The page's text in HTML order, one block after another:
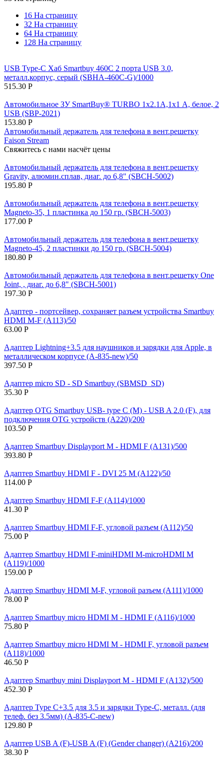
16 На страницу
32 На страницу
64 На страницу
128 На страницу
USB Type-C Xaб Smartbuy 460С 2 порта USB 3.0,
металл.корпус, серый (SBHA-460С-G)/1000
515.30 Р
Автомобильное ЗУ SmartBuy® TURBO 1x2.1A,1x1 А, белое, 2
USB (SBP-2021)
153.80 Р
Автомобильный держатель для телефона в вент.решетку
Faison Stream
Свяжитесь с нами насчёт цены
Автомобильный держатель для телефона в вент.решетку
Gravity, алюмин.сплав, диаг. до 6,8" (SBCH-5002)
195.80 Р
Автомобильный держатель для телефона в вент.решетку
Magneto-35, 1 пластинка до 150 гр. (SBCH-5003)
177.00 Р
Автомобильный держатель для телефона в вент.решетку
Magneto-45, 2 пластинки до 150 гр. (SBCH-5004)
180.80 Р
Автомобильный держатель для телефона в вент.решетку One
Joint, , диаг. до 6,8" (SBCH-5001)
197.30 Р
Адаптер - портсейвер, сохраняет разъем устройства Smartbuy
HDMI M-F (A113)/50
63.00 Р
Адаптер Lightning+3.5 для наушников и зарядки для Apple, в
металлическом корпусе (A-835-new)/50
397.50 Р
Адаптер micro SD - SD Smartbuy (SBMSD_SD)
35.30 Р
Адаптер OTG Smartbuy USB- type C (M) - USB A 2.0 (F), для
подключения OTG устройств (A220)/200
103.50 Р
Адаптер Smartbuy Displayport M - HDMI F (A131)/500
393.80 Р
Адаптер Smartbuy HDMI F - DVI 25 M (A122)/50
114.00 Р
Адаптер Smartbuy HDMI F-F (A114)/1000
41.30 Р
Адаптер Smartbuy HDMI F-F, угловой разъем (A112)/50
75.00 Р
Адаптер Smartbuy HDMI F-miniHDMI M-microHDMI M
(A119)/1000
159.00 Р
Адаптер Smartbuy HDMI M-F, угловой разъем (A111)/1000
78.00 Р
Адаптер Smartbuy micro HDMI M - HDMI F (A116)/1000
75.80 Р
Адаптер Smartbuy micro HDMI M - HDMI F, угловой разъем
(A118)/1000
46.50 Р
Адаптер Smartbuy mini Displayport M - HDMI F (A132)/500
452.30 Р
Адаптер Type C+3.5 для 3.5 и зарядки Type-C, металл. (для
телеф. без 3.5мм) (A-835-C-new)
129.80 Р
Адаптер USB A (F)-USB A (F) (Gender changer) (A216)/200
38.30 Р